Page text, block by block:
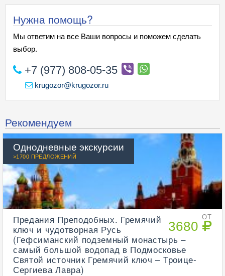
Нужна помощь?
Мы ответим на все Ваши вопросы и поможем сделать
выбор.
+7 (977) 808-05-35
krugozor@krugozor.ru
Рекомендуем
Однодневные экскурсии
>1700 ПРЕДЛОЖЕНИЙ
ОТ
3680
Предания Преподобных. Гремячий
ключ и чудотворная Русь
(Гефсиманский подземный монастырь –
самый большой водопад в Подмосковье
Святой источник Гремячий ключ – Троице-
Сергиева Лавра)